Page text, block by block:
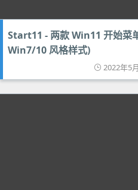
Start11 - 两款 Win11 开始菜
Win7/10 风格样式)
2022年5